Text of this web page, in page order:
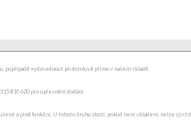
popřípadě vydzvednout po domluvě přímo v našem skladě.
810 620 pro upřesnění dodání.
a plně funkční. U tohoto druhu zboží, pokud není skladem, nelze